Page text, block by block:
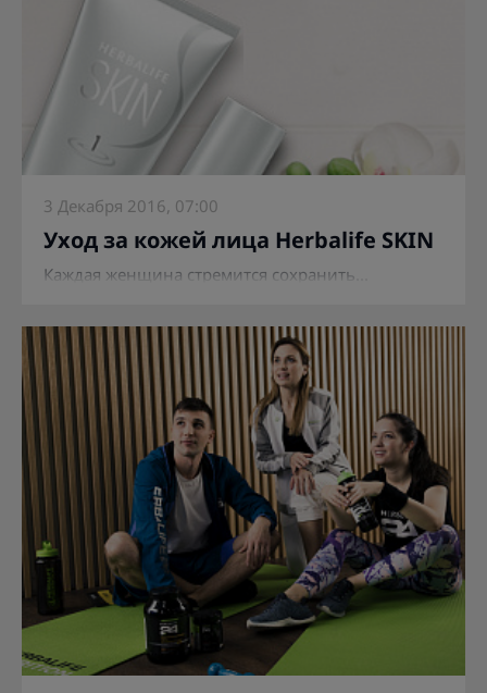
3 Декабря 2016, 07:00
Уход за кожей лица Herbalife SKIN
Каждая женщина стремится сохранить...